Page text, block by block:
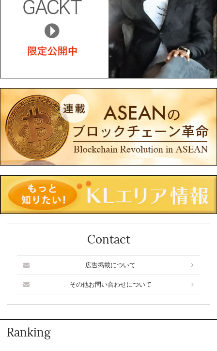
Contact
広告掲載について
その他お問い合わせについて
Ranking